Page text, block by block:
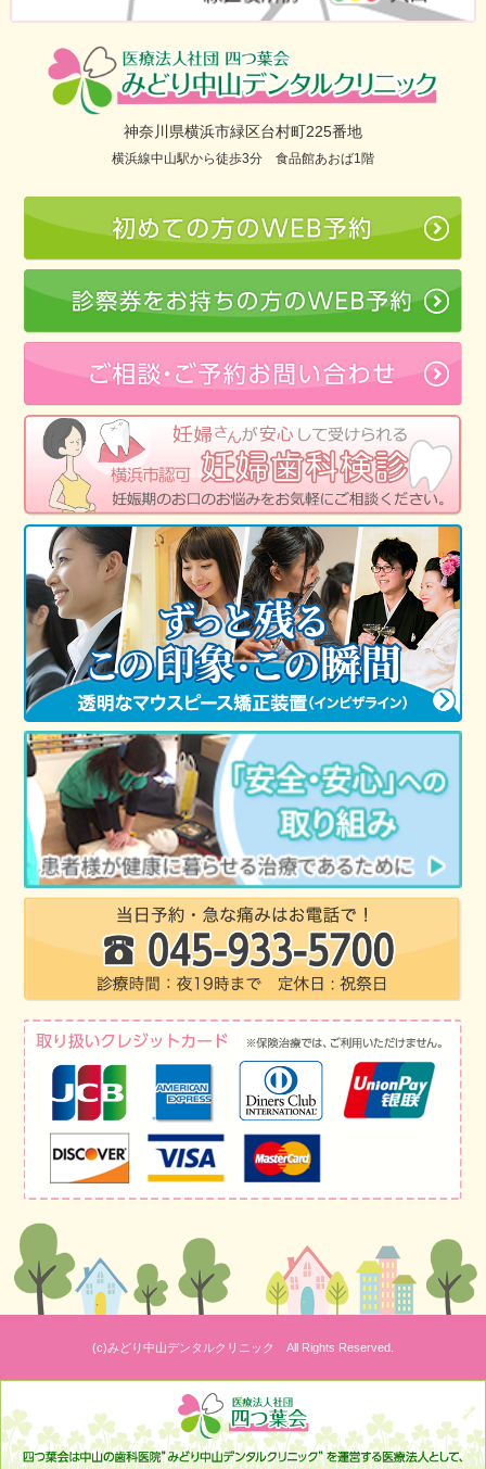
神奈川県横浜市緑区台村町225番地
横浜線中山駅から徒歩3分 食品館あおば1階
(c)みどり中山デンタルクリニック All Rights Reserved.